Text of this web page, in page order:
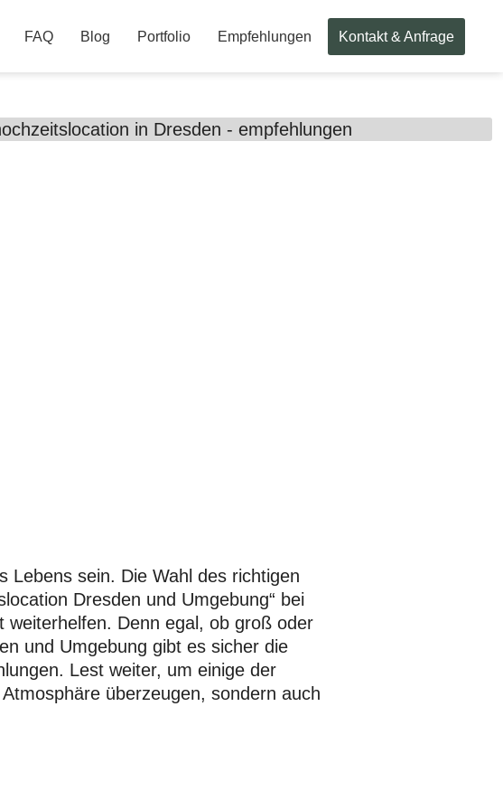
FAQ Blog Portfolio Empfehlungen Kontakt & Anfrage
Lebens sein. Die Wahl des richtigen
Dresden und Umgebung“ bei
weiterhelfen. Denn egal, ob groß oder
und Umgebung gibt es sicher die
Lest weiter, um einige der
überzeugen, sondern auch